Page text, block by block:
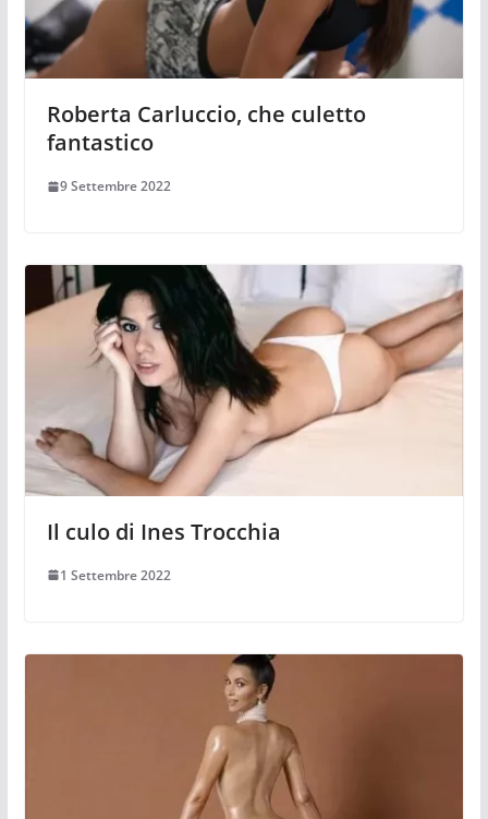
Roberta Carluccio, che culetto
fantastico
9 Settembre 2022
Il culo di Ines Trocchia
1 Settembre 2022